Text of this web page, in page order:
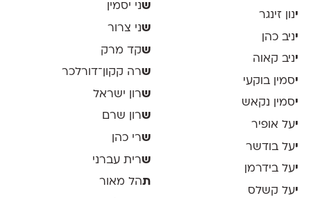
ינון זינגר
יניב כהן
יניב קאוה
יסמין בוקעי
יסמין נקאש
יעל אופיר
יעל בודשר
יעל בידרמן
יעל קשלס
שני יסמין
שני צרור
שקד מרק
שרה קקון־דורלכר
שרון ישראל
שרון שרם
שרי כהן
שרית עברני
תהל מאור